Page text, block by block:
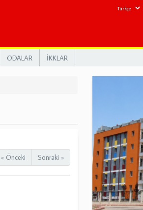
ODALAR İKKLAR
« Önceki Sonraki »